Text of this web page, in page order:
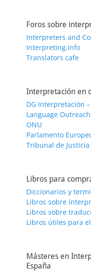
Foros sobre
Interpreters and
Interpreting.info
Translators cafe
Interpretación en
DG Interpretación –
Language
ONU
Parlamento
Tribunal de Justicia
Libros para
Diccionarios y
Libros sobre
Libros sobre
Libros útiles para
Másteres en
España